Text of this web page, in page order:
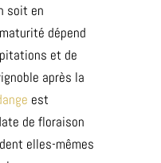
soit en
dépend
et de
après la
est
de floraison
elles-mêmes